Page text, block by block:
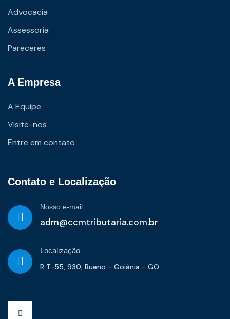
Advocacia
Assessoria
Pareceres
A Empresa
A Equipe
Visite-nos
Entre em contato
Contato e Localização
Nosso e-mail
adm@ccmtributaria.com.br
Localização
R T-55, 930, Bueno - Goiânia - GO